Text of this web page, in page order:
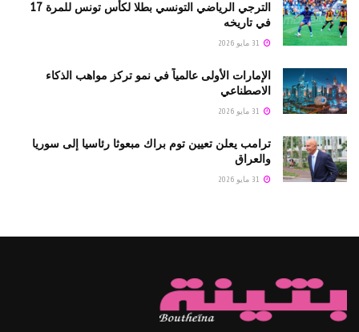
الترجي الرياضي التونسي بطلا لكأس تونس للمرة 17
في تاريخه
الإمارات الأولى عالمياً في نمو تركز مواهب الذكاء
الاصطناعي
ترامب يعلن تعيين توم براك مبعوثا رئاسيا إلى سوريا
والعراق